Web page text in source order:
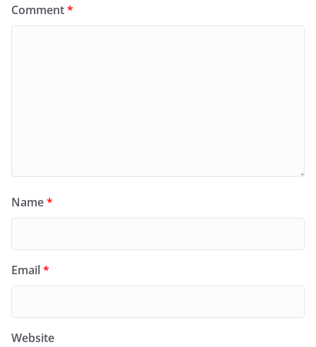
Comment*
Name*
Email*
Website